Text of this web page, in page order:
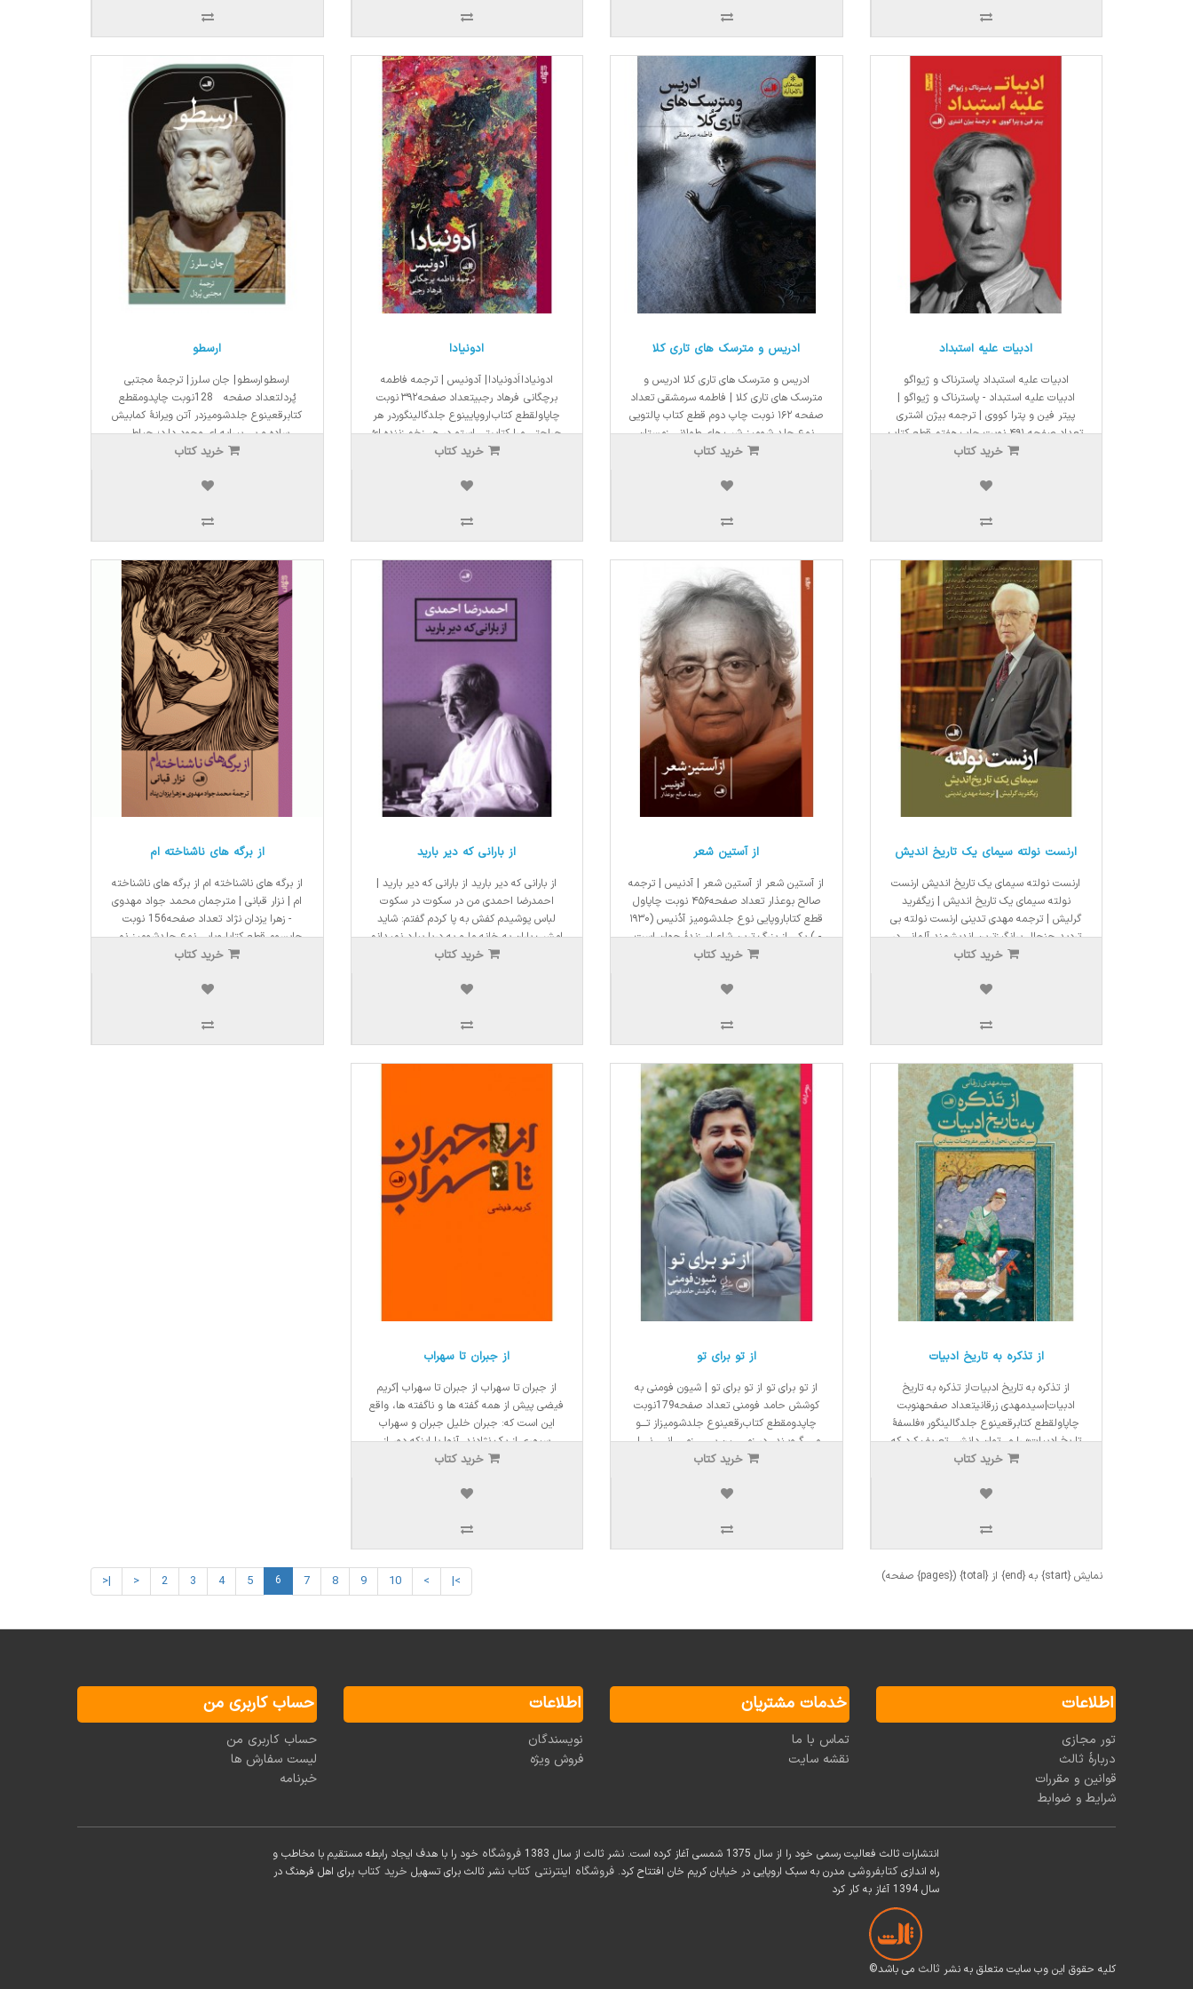
ادبیات علیه استبداد
ادبیات علیه استبداد پاسترناک و ژیواگو
ادبیات علیه استبداد - پاسترناک و ژیواگو |
پیتر فین و پترا کووی | ترجمه بیژن اشتری
تعداد صفحه ۴۹۱ نوبت چاپ هفتم قطع کتاب
رقعی نوع جلد شومیز ..
3,570,000ریال
خرید کتاب
ادریس و مترسک های تاری کلا
ادریس و مترسک های تاری کلا ادریس و
مترسک های تاری کلا | فاطمه سرمشقی تعداد
صفحه ۱۶۲ نوبت چاپ دوم قطع کتاب پالتویی
نوع جلد شومیز شب های طولانی زمستان
دورم جمع می شوند و ..
272,000ریال
خرید کتاب
ادونیادا
ادونیادا اَدونیادا | آدونیس | ترجمه فاطمه
برچگانی فرهاد رجبیتعداد صفحه ۳۹۲ نوبت
چاپاولقطع کتاب اروپایینوع جلدگالینگوردر هر
جراحتی مرا کتابیتی استو در هر زخم زننده ایُ
مرکّبشزخم های من پراکنده در هواو در پرتوی
3,825,000ریال
خرید کتاب
ارسطو
ارسطو ارسطو | جان سلرز | ترجمۀ مجتبی
پُردلتعداد صفحه 128نوبت چاپدومقطع
کتابرقعینوع جلدشومیزدر آتن ویرانۀ کمابیش
ساده‌ و بی‌ پیرایه‌ ای وجود دارد؛ حیاطی
معمولی که تکه‌ هایی از دیوار احاطه‌ اش کرده‌
2,975,000ریال
خرید کتاب
ارنست نولته سیمای یک تاریخ اندیش
ارنست نولته سیمای یک تاریخ اندیش ارنست
نولته سیمای یک تاریخ اندیش | زیگفرید
گرلیش | ترجمه مهدی تدینی ارنست نولته بی
تردید جنجال برانگیزترین اندیشمند آلمانی در
دوران پس از جنگ جهانی دوم بوده است.
ورزی، نا..
722,500ریال
خرید کتاب
از آستین شعر
از آستین شعر از آستین شعر | آدنیس | ترجمه
صالح بوعذار تعداد صفحه۴۵۶ نوبت چاپاول
قطع کتاباروپایی نوع جلدشومیز آدُنیس (۱۹۳۰
- ) یکی از بزرگ ترین شاعران زندهٔ جهان است.
او شاعری مدرن است که در شعرش از ذهن و
3,230,000ریال
خرید کتاب
از بارانی که دیر بارید
از بارانی که دیر بارید از بارانی که دیر بارید |
احمدرضا احمدی من در سکوت در سكوت
لباس پوشيدم كفش به پا كردم گفتم: شايد
امشب باران به خانه ما و به دريا ببارد نمیدانم
شايد تنها صداي باران را در شب حرمان زده من
51,000ریال
خرید کتاب
از برگه های ناشناخته ام
از برگه های ناشناخته ام از برگه های ناشناخته
ام | نزار قبانی | مترجمان محمد جواد مهدوی
- زهرا یزدان نژاد تعداد صفحه156 نوبت
چاپسوم قطع کتاباروپایی نوع جلدشومیز نمی
خواهم چهره یا اشعارم را گریم کنم، زیرا گریم
1,530,000ریال
خرید کتاب
از تذکره به تاریخ ادبیات
از تذکره به تاریخ ادبیات از تذکره به تاریخ
ادبیات| سیدمهدی زرقانیتعداد صفحهنوبت
چاپاولقطع کتابرقعینوع جلدگالینگور «فلسفهٔ
تاریخ ادبیات» را می‌توان دانشی تعریف کرد که
به نحوۀ اندیشیدن مورخان ادبی می‌پردازد. من
4,675,000ریال
خرید کتاب
از تو برای تو
از تو برای تو از تو برای تو | شیون فومنی به
کوشش حامد فومنی تعداد صفحه179نوبت
چاپدومقطع کتاب رقعینوع جلدشومیزاز تـــو
مــی گــویـند...در زمــــــــینِ بـــــــی زمـــــــانی، نـــــا
کـجــــا آبـادی امشـــــهروندِ روســــتای هـــر چـــه..
1,870,000ریال
خرید کتاب
از جبران تا سهراب
از جبران تا سهراب از جبران تا سهراب |کریم
فیضی پیش از همه گفته ها و ناگفته ها، واقع
این است که: جبران خلیل جبران و سهراب
سپهری از یک نژادند. آنها با اینکه دور از
همند، ولی به هم نزدیکند، دیرند و دور، ولی
34,000ریال
خرید کتاب
|< < 2 3 4 5 6 7 8 9 10 > >| نمایش {start} به {end} از {total} ({pages} صفحه)
اطلاعات
تور مجازی
دربارۀ ثالث
قوانین و مقررات
شرایط و ضوابط
خدمات مشتریان
تماس با ما
نقشه سایت
اطلاعات
نویسندگان
فروش ویژه
حساب کاربری من
حساب کاربری من
لیست سفارش ها
خبرنامه
انتشارات ثالث فعالیت رسمی خود را از سال 1375 شمسی آغاز کرده است. نشر ثالث از سال 1383 فروشگاه خود را با هدف ایجاد رابطه مستقیم با مخاطب و
راه اندازیکتابفروشی مدرن به سبک اروپایی در خیابان کریم خان افتتاح کرد. فروشگاه اینترنتی کتاب نشر ثالث برای تسهیل خرید کتاب برای اهل فرهنگ در
سال 1394 آغاز به کار کرد
©کلیه حقوق این وب سایت متعلق به نشر ثالث می باشد